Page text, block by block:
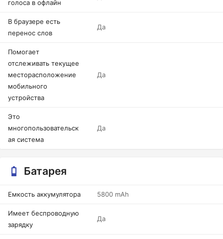
голоса в офлайн
В браузере есть
перенос слов
Да
Помогает
отслеживать текущее
месторасположение
мобильного
устройства
Да
Это
многопользовательск
ая система
Да
Батарея
Емкость аккумулятора 5800 mAh
Имеет беспроводную
зарядку
Да